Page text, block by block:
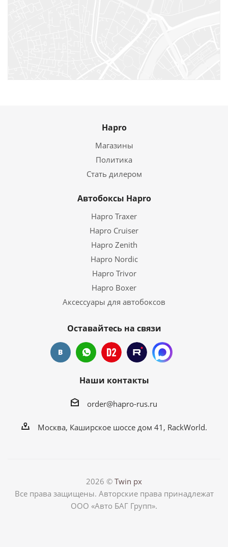
Hapro
Магазины
Политика
Стать дилером
Автобоксы Hapro
Hapro Traxer
Hapro Cruiser
Hapro Zenith
Hapro Nordic
Hapro Trivor
Hapro Boxer
Аксессуары для автобоксов
Оставайтесь на связи
Наши контакты
order@hapro-rus.ru
Москва, Каширское шоссе дом 41, RackWorld.
2026 © Twin px
Все права защищены. Авторские права принадлежат
ООО «Авто БАГ Групп».